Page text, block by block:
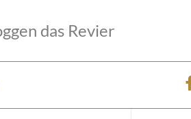
das Revier